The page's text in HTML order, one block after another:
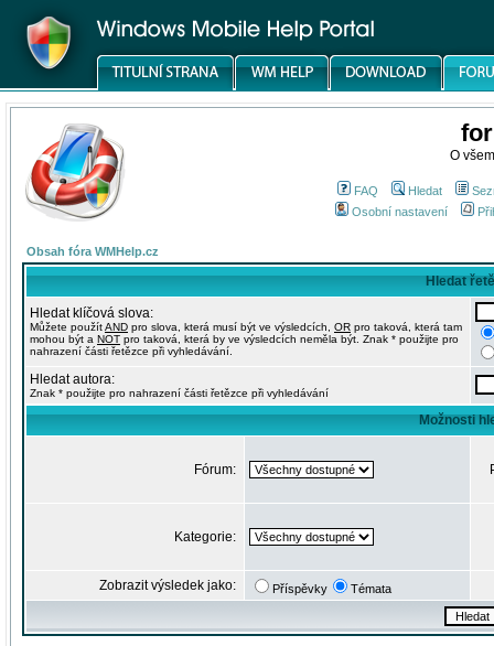
O
FAQ Hledat
Osobní nastavení
Obsah fóra WMHelp.cz
Hledat
Hledat klíčová slova:
Můžete použítAND pro slova, která musí být ve výsledcích, OR pro taková, která tam
mohou být a NOT pro taková, která by ve výsledcích neměla být. Znak * použijte pro
nahrazení části řetězce při vyhledávání.
Hledat autora:
Znak * použijte pro nahrazení části řetězce při vyhledávání
Možnosti
Fórum:
Kategorie:
Zobrazit výsledek jako: Příspěvky Témata